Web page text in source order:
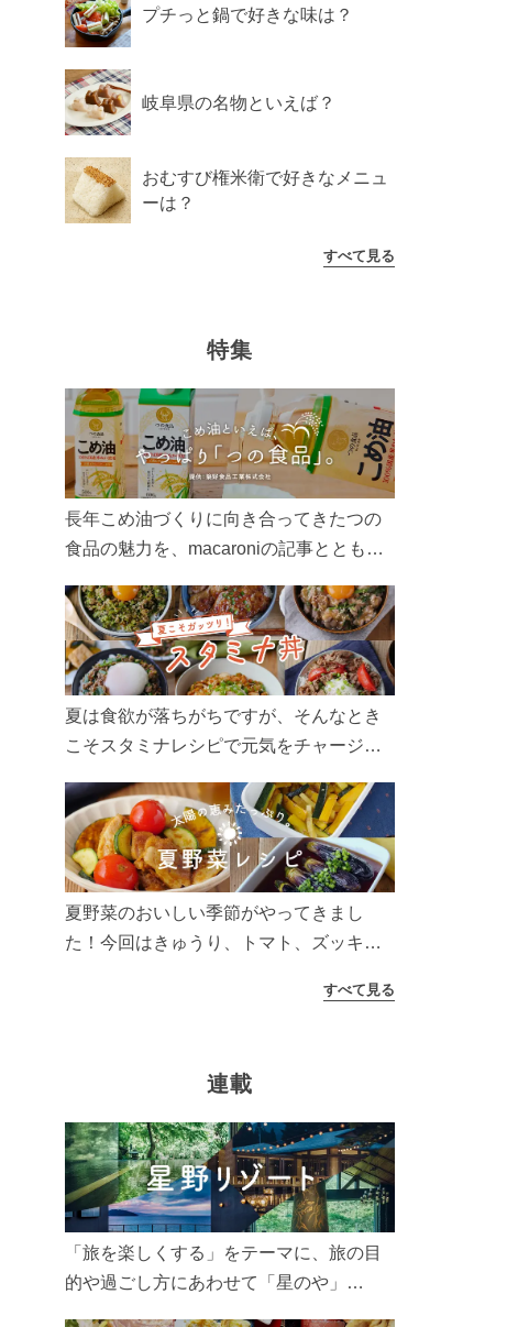
プチっと鍋で好きな味は？
岐阜県の名物といえば？
おむすび権米衛で好きなメニュ
ーは？
すべて見る
特集
長年こめ油づくりに向き合ってきたつの
食品の魅力を、macaroniの記事とともに
ん、製造現場や品質へのこだわりまで。
こめ油をもっと好きになるコンテンツを
ぜひお楽しみください。
夏は食欲が落ちがちですが、そんなとき
こそスタミナレシピで元気をチャージ！
リ食べて、夏バテを吹き飛ばしましょ
う！
夏野菜のおいしい季節がやってきまし
た！今回はきゅうり、トマト、ズッキー
太陽の光をたっぷりあびた夏野菜は栄養
すべて見る
連載
「旅を楽しくする」をテーマに、旅の目
的や過ごし方にあわせて「星のや」